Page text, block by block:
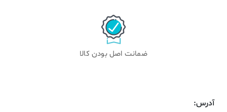
ضمانت اصل بودن کالا
آدرس: